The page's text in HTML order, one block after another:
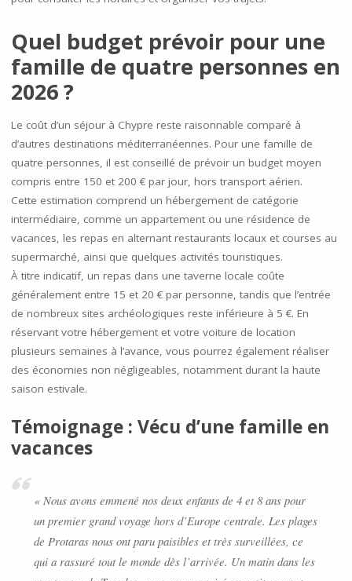
Quel budget prévoir pour une
famille de quatre personnes en
2026 ?
Le coût d’un séjour à Chypre reste raisonnable comparé à
d’autres destinations méditerranéennes. Pour une famille de
quatre personnes, il est conseillé de prévoir un budget moyen
compris entre 150 et 200 € par jour, hors transport aérien.
Cette estimation comprend un hébergement de catégorie
intermédiaire, comme un appartement ou une résidence de
vacances, les repas en alternant restaurants locaux et courses au
supermarché, ainsi que quelques activités touristiques.
À titre indicatif, un repas dans une taverne locale coûte
généralement entre 15 et 20 € par personne, tandis que l’entrée
de nombreux sites archéologiques reste inférieure à 5 €. En
réservant votre hébergement et votre voiture de location
plusieurs semaines à l’avance, vous pourrez également réaliser
des économies non négligeables, notamment durant la haute
saison estivale.
Témoignage : Vécu d’une famille en
vacances
« Nous avons emmené nos deux enfants de 4 et 8 ans pour
un premier grand voyage hors d’Europe centrale. Les plages
de Protaras nous ont paru paisibles et très surveillées, ce
qui a rassuré tout le monde dès l’arrivée. Un matin dans les